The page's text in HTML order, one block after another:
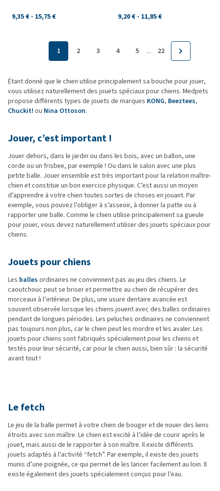
9,35 € - 15,75 € 9,20 € - 11,85 €
1 2 3 4 5 ... 22
Étant donné que le chien utilise principalement sa bouche pour jouer,
vous utilisez naturellement des jouets spéciaux pour chiens. Medpets
propose différents types de jouets de marques KONG, Beeztees,
Chuckit! ou Nina Ottoson.
Jouer, c’est important !
Jouer dehors, dans le jardin ou dans les bois, avec un ballon, une
corde ou un frisbee, par exemple ! Ou dans le salon avec une plus
petite balle. Jouer ensemble est très important pour la relation maître-
chien et constitue un bon exercice physique. C’est aussi un moyen
d’apprendre à votre chien toutes sortes de choses en jouant. Par
exemple, vous pouvez l’obliger à s’asseoir, à donner la patte ou à
rapporter une balle. Comme le chien utilise principalement sa gueule
pour jouer, vous devez naturellement utiliser des jouets spéciaux pour
chiens.
Jouets pour chiens
Les balles ordinaires ne conviennent pas au jeu des chiens. Le
caoutchouc peut se briser et permettre au chien de récupérer des
morceaux à l’intérieur. De plus, une usure dentaire avancée est
souvent observée lorsque les chiens jouent avec des balles ordinaires
pendant de longues périodes. Les peluches ordinaires ne conviennent
pas toujours non plus, car le chien peut les mordre et les avaler. Les
jouets pour chiens sont fabriqués spécialement pour les chiens et
testés pour leur sécurité, car pour le chien aussi, bien sûr : la sécurité
avant tout !
Le fetch
Le jeu de la balle permet à votre chien de bouger et de nouer des liens
étroits avec son maître. Le chien est excité à l’idée de courir après le
jouet, mais aussi de le rapporter à son maître. Il existe différents
jouets adaptés à l’activité “fetch”. Par exemple, il existe des jouets
munis d’une poignée, ce qui permet de les lancer facilement au loin. Il
existe également des jouets spécialement conçus pour l’eau.